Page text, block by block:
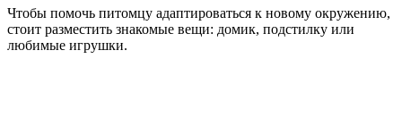
Чтобы помочь питомцу адаптироваться к новому окружению,
стоит разместить знакомые вещи: домик, подстилку или
любимые игрушки.